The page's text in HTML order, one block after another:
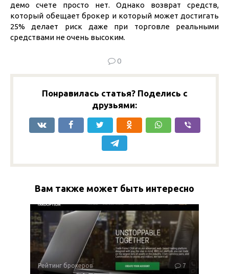
демо счете просто нет. Однако возврат средств,
который обещает брокер и который может достигать
25% делает риск даже при торговле реальными
средствами не очень высоким.
0
Понравилась статья? Поделись с
друзьями:
Вам также может быть интересно
Рейтинг брокеров 7